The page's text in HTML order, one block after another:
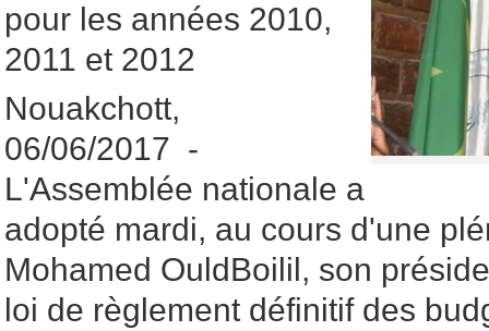
pour les années 2010,
2011 et 2012
Nouakchott,
06/06/2017 -
L'Assemblée nationale a
adopté mardi, au cours d'une
Mohamed OuldBoilil, son
loi de règlement définitif des